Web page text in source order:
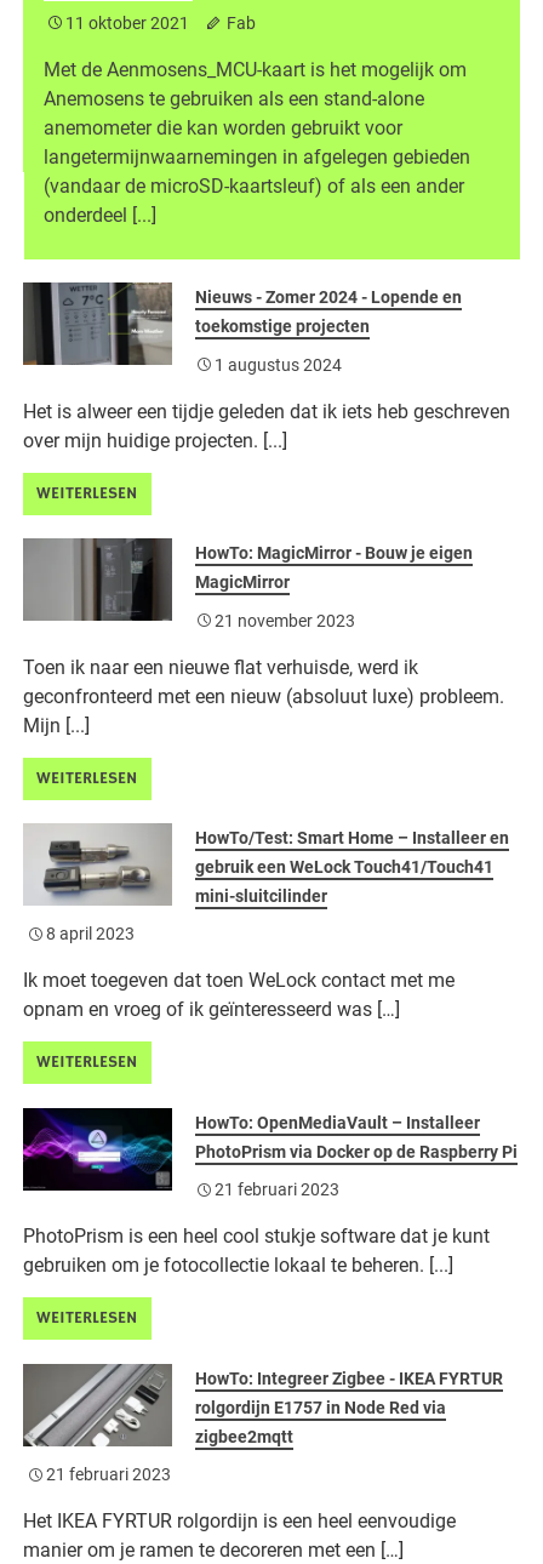
11 oktober 2021 Fab
Met de Aenmosens_MCU-kaart is het mogelijk om
Anemosens te gebruiken als een stand-alone
anemometer die kan worden gebruikt voor
langetermijnwaarnemingen in afgelegen gebieden
(vandaar de microSD-kaartsleuf) of als een ander
onderdeel [...]
Nieuws - Zomer 2024 - Lopende en
toekomstige projecten
1 augustus 2024
Het is alweer een tijdje geleden dat ik iets heb geschreven
over mijn huidige projecten. [...]
WEITERLESEN
HowTo: MagicMirror - Bouw je eigen
MagicMirror
21 november 2023
Toen ik naar een nieuwe flat verhuisde, werd ik
geconfronteerd met een nieuw (absoluut luxe) probleem.
Mijn [...]
WEITERLESEN
HowTo/Test: Smart Home – Installeer en
gebruik een WeLock Touch41/Touch41
mini-sluitcilinder
8 april 2023
Ik moet toegeven dat toen WeLock contact met me
opnam en vroeg of ik geïnteresseerd was […]
WEITERLESEN
HowTo: OpenMediaVault – Installeer
PhotoPrism via Docker op de Raspberry Pi
21 februari 2023
PhotoPrism is een heel cool stukje software dat je kunt
gebruiken om je fotocollectie lokaal te beheren. [...]
WEITERLESEN
HowTo: Integreer Zigbee - IKEA FYRTUR
rolgordijn E1757 in Node Red via
zigbee2mqtt
21 februari 2023
Het IKEA FYRTUR rolgordijn is een heel eenvoudige
manier om je ramen te decoreren met een […]